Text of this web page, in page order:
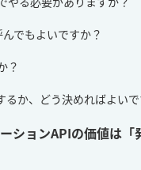
でもよいですか？
？
るか、どう決めればよいで
ションAPIの価値は